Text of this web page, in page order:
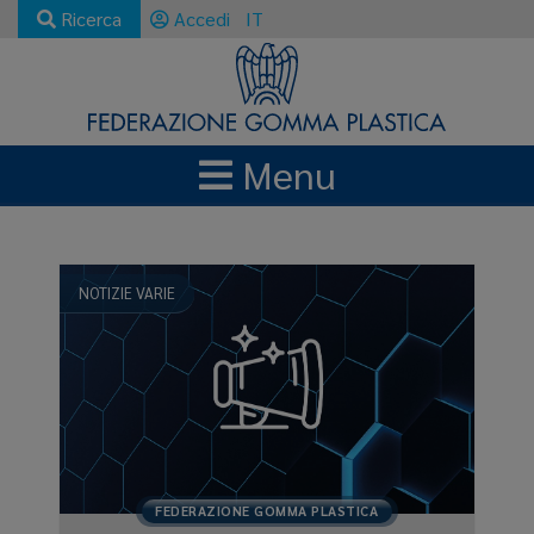
Ricerca Accedi IT
Menu
NEWS E AGGIORNAMENTI 2022
NOTIZIE VARIE
FEDERAZIONE GOMMA PLASTICA